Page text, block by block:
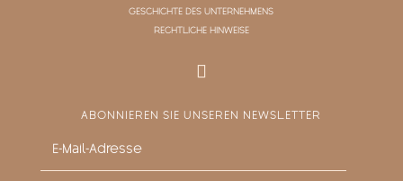
GESCHICHTE DES UNTERNEHMENS
RECHTLICHE HINWEISE
ABONNIEREN SIE UNSEREN NEWSLETTER